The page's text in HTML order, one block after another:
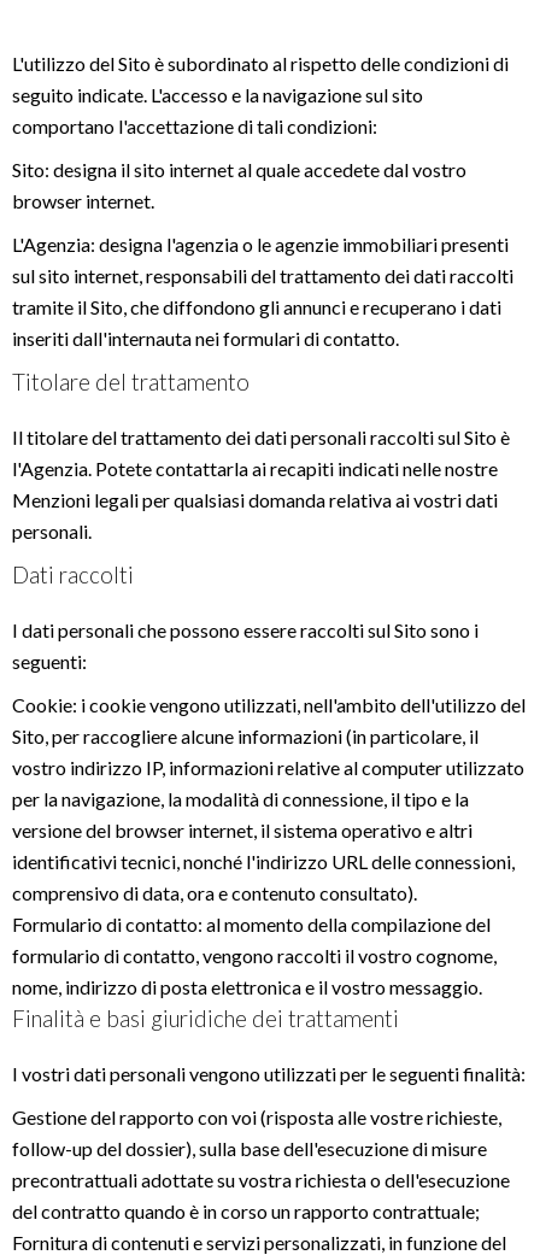
L'utilizzo del Sito è subordinato al rispetto delle condizioni di
seguito indicate. L'accesso e la navigazione sul sito
comportano l'accettazione di tali condizioni:
Sito: designa il sito internet al quale accedete dal vostro
browser internet.
L'Agenzia: designa l'agenzia o le agenzie immobiliari presenti
sul sito internet, responsabili del trattamento dei dati raccolti
tramite il Sito, che diffondono gli annunci e recuperano i dati
inseriti dall'internauta nei formulari di contatto.
Titolare del trattamento
Il titolare del trattamento dei dati personali raccolti sul Sito è
l'Agenzia. Potete contattarla ai recapiti indicati nelle nostre
Menzioni legali per qualsiasi domanda relativa ai vostri dati
personali.
Dati raccolti
I dati personali che possono essere raccolti sul Sito sono i
seguenti:
Cookie: i cookie vengono utilizzati, nell'ambito dell'utilizzo del
Sito, per raccogliere alcune informazioni (in particolare, il
vostro indirizzo IP, informazioni relative al computer utilizzato
per la navigazione, la modalità di connessione, il tipo e la
versione del browser internet, il sistema operativo e altri
identificativi tecnici, nonché l'indirizzo URL delle connessioni,
comprensivo di data, ora e contenuto consultato).
Formulario di contatto: al momento della compilazione del
formulario di contatto, vengono raccolti il vostro cognome,
nome, indirizzo di posta elettronica e il vostro messaggio.
Finalità e basi giuridiche dei trattamenti
I vostri dati personali vengono utilizzati per le seguenti finalità:
Gestione del rapporto con voi (risposta alle vostre richieste,
follow-up del dossier), sulla base dell'esecuzione di misure
precontrattuali adottate su vostra richiesta o dell'esecuzione
del contratto quando è in corso un rapporto contrattuale;
Fornitura di contenuti e servizi personalizzati, in funzione del